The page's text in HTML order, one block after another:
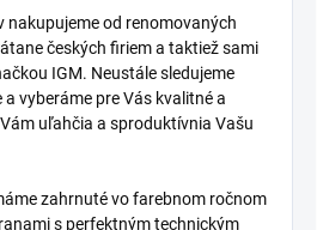
nakupujeme od renomovaných
českých firiem a taktiež sami
IGM. Neustále sledujeme
vyberáme pre Vás kvalitné a
uľahčia a sproduktívnia Vašu
zahrnuté vo farebnom ročnom
s perfektným technickým